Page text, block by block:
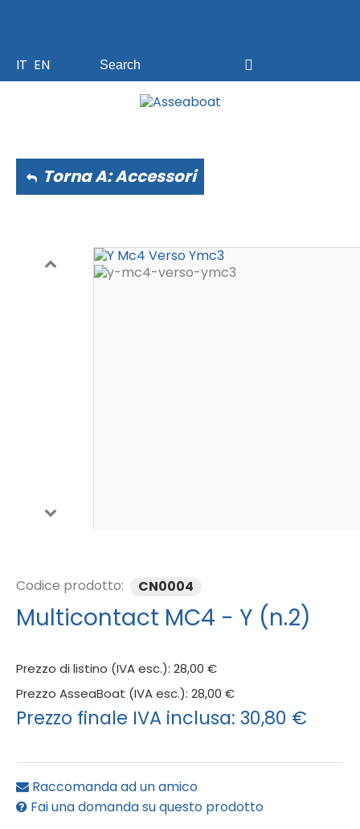
IT EN
Torna A: Accessori
Codice prodotto: CN0004
Multicontact MC4 - Y (n.2)
Prezzo di listino (IVA esc.): 28,00 €
Prezzo AsseaBoat (IVA esc.): 28,00 €
Prezzo finale IVA inclusa: 30,80 €
Raccomanda ad un amico
Fai una domanda su questo prodotto